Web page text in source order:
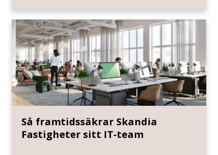
Så framtidssäkrar Skandia
Fastigheter sitt IT-team